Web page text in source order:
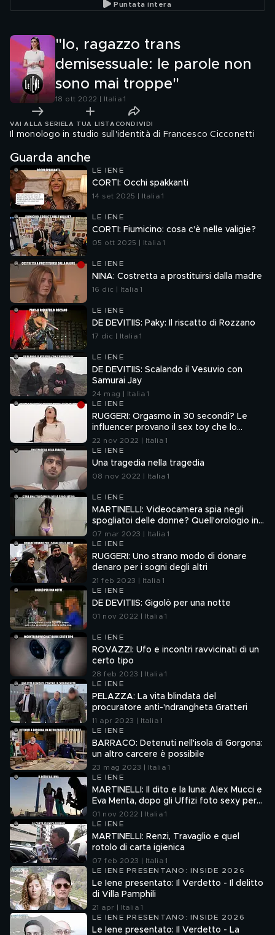
Puntata intera
"Io, ragazzo trans
demisessuale: le parole non
sono mai troppe"
18 ott 2022 | Italia 1
VAI ALLA SERIE LA TUA LISTA CONDIVIDI
Il monologo in studio sull'identità di Francesco Cicconetti
Guarda anche
LE IENE
CORTI: Occhi spakkanti
14 set 2025 | Italia 1
LE IENE
CORTI: Fiumicino: cosa c'è nelle valigie?
05 ott 2025 | Italia 1
LE IENE
NINA: Costretta a prostituirsi dalla madre
16 dic | Italia 1
LE IENE
DE DEVITIIS: Paky: Il riscatto di Rozzano
17 dic | Italia 1
LE IENE
DE DEVITIIS: Scalando il Vesuvio con
Samurai Jay
24 mag | Italia 1
LE IENE
RUGGERI: Orgasmo in 30 secondi? Le
influencer provano il sex toy che lo
promette
22 nov 2022 | Italia 1
LE IENE
Una tragedia nella tragedia
08 nov 2022 | Italia 1
LE IENE
MARTINELLI: Videocamera spia negli
spogliatoi delle donne? Quell'orologio in
palestra
07 mar 2023 | Italia 1
LE IENE
RUGGERI: Uno strano modo di donare
denaro per i sogni degli altri
21 feb 2023 | Italia 1
LE IENE
DE DEVITIIS: Gigolò per una notte
01 nov 2022 | Italia 1
LE IENE
ROVAZZI: Ufo e incontri ravvicinati di un
certo tipo
28 feb 2023 | Italia 1
LE IENE
PELAZZA: La vita blindata del
procuratore anti-'ndrangheta Gratteri
11 apr 2023 | Italia 1
LE IENE
BARRACO: Detenuti nell'isola di Gorgona:
un altro carcere è possibile
23 mag 2023 | Italia 1
LE IENE
MARTINELLI: Il dito e la luna: Alex Mucci e
Eva Menta, dopo gli Uffizi foto sexy per
tre emergenze
01 nov 2022 | Italia 1
LE IENE
MARTINELLI: Renzi, Travaglio e quel
rotolo di carta igienica
07 feb 2023 | Italia 1
LE IENE PRESENTANO: INSIDE 2026
Le Iene presentato: Il Verdetto - Il delitto
di Villa Pamphili
21 apr | Italia 1
LE IENE PRESENTANO: INSIDE 2026
Le Iene presentato: Il Verdetto - La